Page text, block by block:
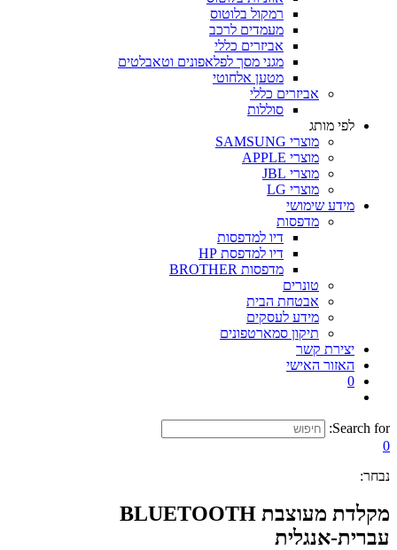
רמקול בלוטוס
מעמדים לרכב
אביזרים כללי
מגני מסך לפלאפונים וטאבלטים
מטען אלחוטי
אביזרים כללי
סוללות
לפי מותג
מוצרי SAMSUNG
מוצרי APPLE
מוצרי JBL
מוצרי LG
מידע שימושי
מדפסות
דיו למדפסות
דיו למדפסת HP
מדפסות BROTHER
טונרים
אבטחת הבית
מידע לעסקים
תיקון סמארטפונים
יצירת קשר
האזור האישי
0
Search for:
0
נבחר:
מקלדת מעוצבת BLUETOOTH
עברית-אנגלית